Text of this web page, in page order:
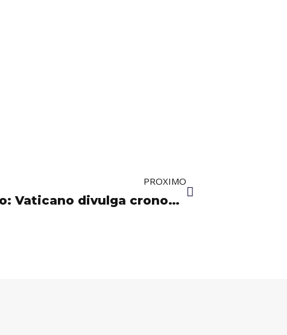
PROXIMO
Último Adeus a Francisco: Vaticano divulga cronograma das cerimônias fúnebres